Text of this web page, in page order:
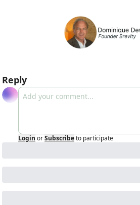
Reply
Login orSubscribeto participate